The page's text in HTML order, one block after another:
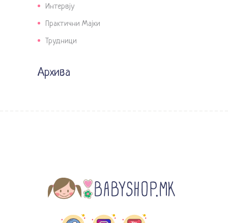
Интервју
Практични Мајки
Трудници
Архива